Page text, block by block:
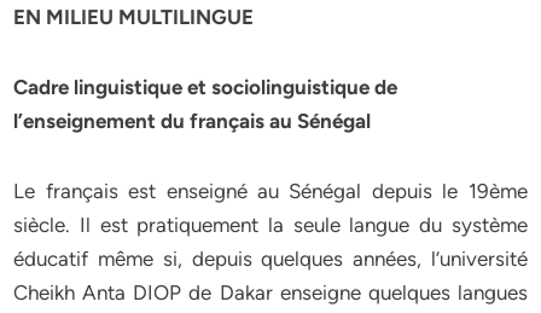
EN MILIEU MULTILINGUE
Cadre linguistique et sociolinguistique de
l’enseignement du français au Sénégal
Le français est enseigné au Sénégal depuis le 19ème
siècle. Il est pratiquement la seule langue du système
éducatif même si, depuis quelques années, l’université
Cheikh Anta DIOP de Dakar enseigne quelques langues